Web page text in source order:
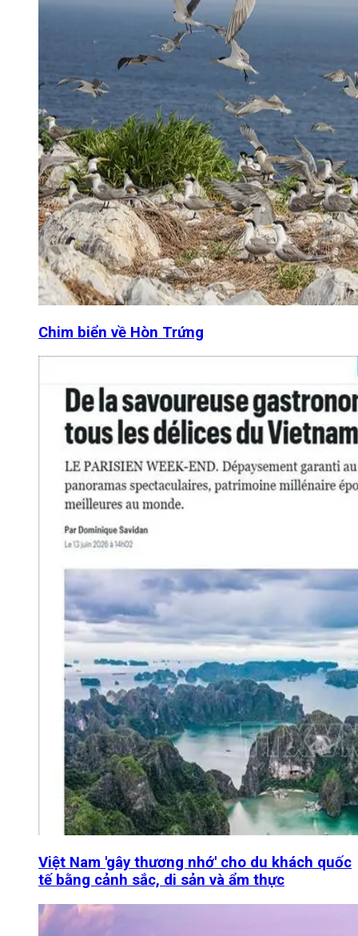
Chim biển về Hòn Trứng
Việt Nam 'gây thương nhớ' cho du khách quốc
tế bằng cảnh sắc, di sản và ẩm thực